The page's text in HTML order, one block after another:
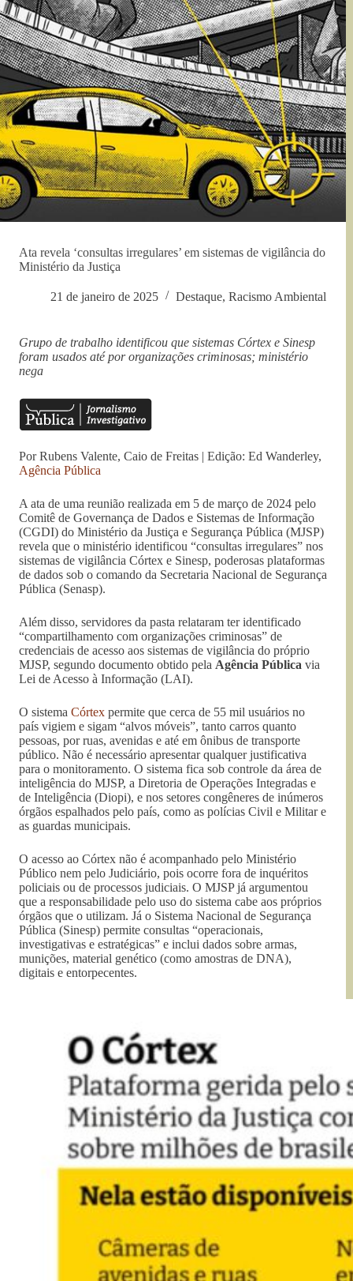
Ata revela ‘consultas irregulares’ em sistemas de vigilância do
Ministério da Justiça
21 de janeiro de 2025 Destaque, Racismo Ambiental
Grupo de trabalho identificou que sistemas Córtex e Sinesp
foram usados até por organizações criminosas; ministério
nega
Por Rubens Valente, Caio de Freitas | Edição: Ed Wanderley,
Agência Pública
A ata de uma reunião realizada em 5 de março de 2024 pelo
Comitê de Governança de Dados e Sistemas de Informação
(CGDI) do Ministério da Justiça e Segurança Pública (MJSP)
revela que o ministério identificou “consultas irregulares” nos
sistemas de vigilância Córtex e Sinesp, poderosas plataformas
de dados sob o comando da Secretaria Nacional de Segurança
Pública (Senasp).
Além disso, servidores da pasta relataram ter identificado
“compartilhamento com organizações criminosas” de
credenciais de acesso aos sistemas de vigilância do próprio
MJSP, segundo documento obtido pela Agência Pública via
Lei de Acesso à Informação (LAI).
O sistema Córtex permite que cerca de 55 mil usuários no
país vigiem e sigam “alvos móveis”, tanto carros quanto
pessoas, por ruas, avenidas e até em ônibus de transporte
público. Não é necessário apresentar qualquer justificativa
para o monitoramento. O sistema fica sob controle da área de
inteligência do MJSP, a Diretoria de Operações Integradas e
de Inteligência (Diopi), e nos setores congêneres de inúmeros
órgãos espalhados pelo país, como as polícias Civil e Militar e
as guardas municipais.
O acesso ao Córtex não é acompanhado pelo Ministério
Público nem pelo Judiciário, pois ocorre fora de inquéritos
policiais ou de processos judiciais. O MJSP já argumentou
que a responsabilidade pelo uso do sistema cabe aos próprios
órgãos que o utilizam. Já o Sistema Nacional de Segurança
Pública (Sinesp) permite consultas “operacionais,
investigativas e estratégicas” e inclui dados sobre armas,
munições, material genético (como amostras de DNA),
digitais e entorpecentes.